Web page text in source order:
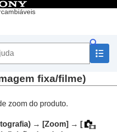
fotografia básicas
fotografia
fixa/filme)
zoom do produto.
) → [Zoom] → [